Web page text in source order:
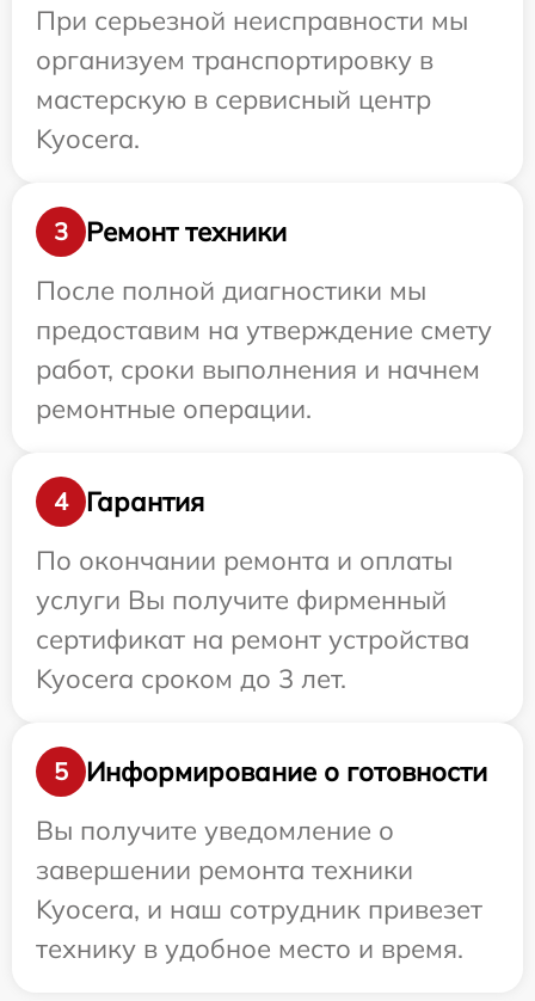
При серьезной неисправности мы
организуем транспортировку в
мастерскую в сервисный центр
Kyocera.
3
Ремонт техники
После полной диагностики мы
предоставим на утверждение смету
работ, сроки выполнения и начнем
ремонтные операции.
4
Гарантия
По окончании ремонта и оплаты
услуги Вы получите фирменный
сертификат на ремонт устройства
Kyocera сроком до 3 лет.
5
Информирование о готовности
Вы получите уведомление о
завершении ремонта техники
Kyocera, и наш сотрудник привезет
технику в удобное место и время.